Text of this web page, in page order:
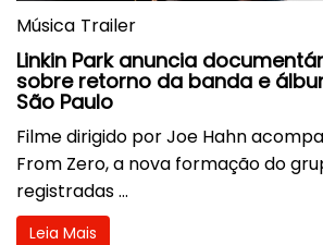
Música Trailer
Linkin Park anuncia
sobre retorno da banda e
São Paulo
Filme dirigido por Joe Hahn
From Zero, a nova formação do
registradas ...
Leia Mais